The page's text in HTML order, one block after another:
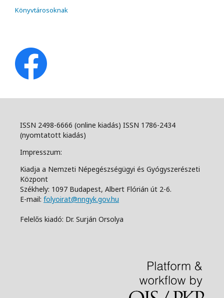
Könyvtárosoknak
ISSN 2498-6666 (online kiadás) ISSN 1786-2434
(nyomtatott kiadás)
Impresszum:
Kiadja a Nemzeti Népegészségügyi és Gyógyszerészeti
Központ
Székhely: 1097 Budapest, Albert Flórián út 2-6.
E-mail: folyoirat@nngyk.gov.hu
Felelős kiadó: Dr. Surján Orsolya